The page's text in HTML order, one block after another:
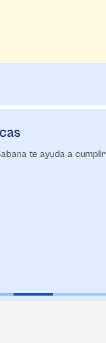
a cumplir tus sueños.